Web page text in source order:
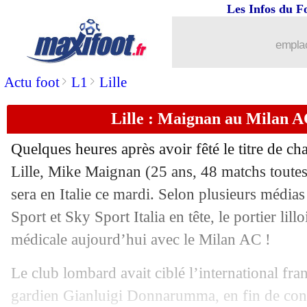
Actu foot> L1 > Lille
Les Infos du
Lille : Maignan au Milan
Quelques heures après avoir fêté le titre de
Lille, Mike Maignan (25 ans, 48 matchs
sera en Italie ce mardi. Selon plusieurs
Sport et Sky Sport Italia en tête, le portier
médicale aujourd’hui avec le Milan AC !
Le club lombard avait ciblé l’international
gardien Gianluigi Donnarumma, en fin de
Liverpool
25/05 OM
25/05 L1: Neymar absent des 23 par
25/05 Lyon : Dembélé ne compte pas
25/05 Barça: Suarez dézingue Bartomeu et
25/05 PSG: Ruiz-Atil annonce son départ
25/05 PSG: Rafinha déjà poussé vers la